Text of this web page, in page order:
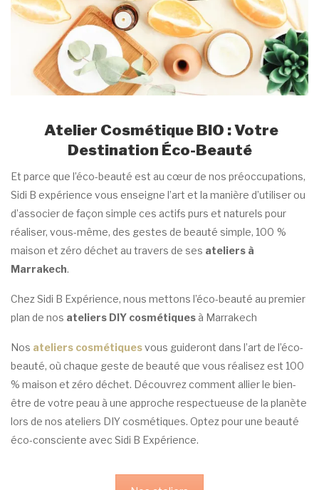
Atelier Cosmétique BIO :Votre
Destination Éco-Beauté
Et parce que l’éco-beauté est au cœur de nos préoccupations,
Sidi B expérience vous enseigne l’art et la manière d’utiliser ou
d’associer de façon simple ces actifs purs et naturels pour
réaliser, vous-même, des gestes de beauté simple, 100 %
maison et zéro déchet au travers de ses ateliers à
Marrakech.
Chez Sidi B Expérience, nous mettons l’éco-beauté au premier
plan de nos ateliers DIY cosmétiques à Marrakech
Nos ateliers cosmétiquesvous guideront dans l’art de l’éco-
beauté, où chaque geste de beauté que vous réalisez est 100
% maison et zéro déchet. Découvrez comment allier le bien-
être de votre peau à une approche respectueuse de la planète
lors de nos ateliers DIY cosmétiques. Optez pour une beauté
éco-consciente avec Sidi B Expérience.